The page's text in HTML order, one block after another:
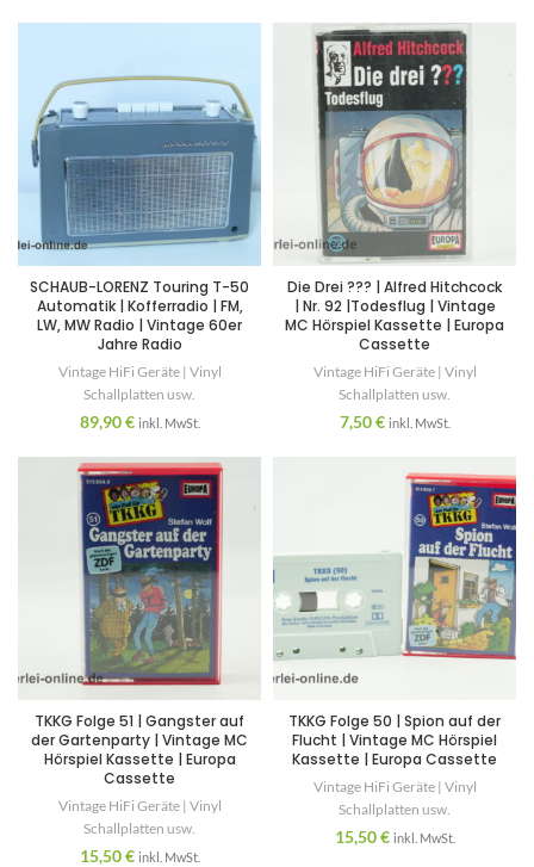
SCHAUB-LORENZ Touring T-50
Automatik | Kofferradio | FM,
LW, MW Radio | Vintage 60er
Jahre Radio
Vintage HiFi Geräte | Vinyl
Schallplatten usw.
89,90€ inkl. MwSt.
Die Drei ??? | Alfred Hitchcock
| Nr. 92 |Todesflug | Vintage
MC Hörspiel Kassette | Europa
Cassette
Vintage HiFi Geräte | Vinyl
Schallplatten usw.
7,50€ inkl. MwSt.
TKKG Folge 51 | Gangster auf
der Gartenparty | Vintage MC
Hörspiel Kassette | Europa
Cassette
Vintage HiFi Geräte | Vinyl
Schallplatten usw.
15,50€ inkl. MwSt.
TKKG Folge 50 | Spion auf der
Flucht | Vintage MC Hörspiel
Kassette | Europa Cassette
Vintage HiFi Geräte | Vinyl
Schallplatten usw.
15,50€ inkl. MwSt.